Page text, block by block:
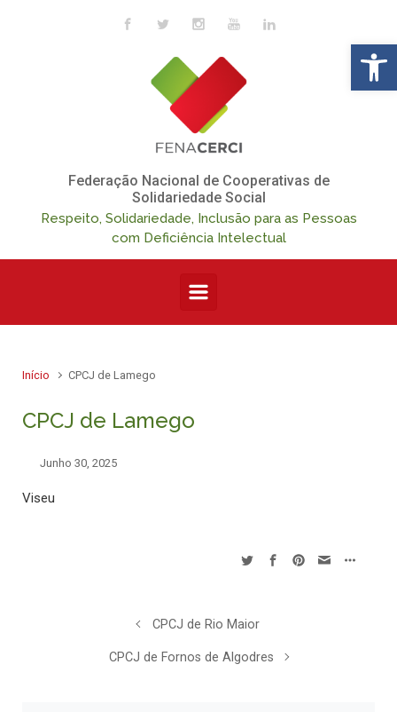
Skip to main content
Federação Nacional de Cooperativas de
Solidariedade Social
Respeito, Solidariedade, Inclusão para as Pessoas
com Deficiência Intelectual
Início CPCJ de Lamego
CPCJ de Lamego
Junho 30, 2025
Viseu
CPCJ de Rio Maior
CPCJ de Fornos de Algodres